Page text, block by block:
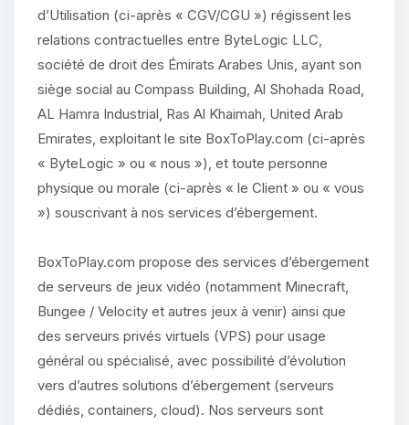
d’Utilisation (ci-après « CGV/CGU ») régissent les
relations contractuelles entre ByteLogic LLC,
société de droit des Émirats Arabes Unis, ayant son
siège social au Compass Building, Al Shohada Road,
AL Hamra Industrial, Ras Al Khaimah, United Arab
Emirates, exploitant le site BoxToPlay.com (ci-après
« ByteLogic » ou « nous »), et toute personne
physique ou morale (ci-après « le Client » ou « vous
») souscrivant à nos services d’ébergement.
BoxToPlay.com propose des services d’ébergement
de serveurs de jeux vidéo (notamment Minecraft,
Bungee / Velocity et autres jeux à venir) ainsi que
des serveurs privés virtuels (VPS) pour usage
général ou spécialisé, avec possibilité d’évolution
vers d’autres solutions d’ébergement (serveurs
dédiés, containers, cloud). Nos serveurs sont